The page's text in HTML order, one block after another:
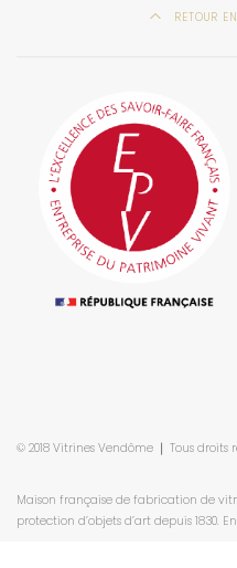
RETOUR
© 2018 Vitrines Vendôme ❘ Tous droits
Maison française de fabrication de
protection d’objets d’art depuis 1830.